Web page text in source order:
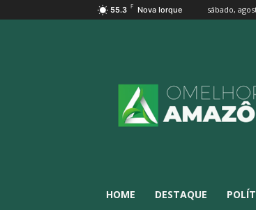
55.3 F Nova Iorque sábado,
HOME DESTAQUE